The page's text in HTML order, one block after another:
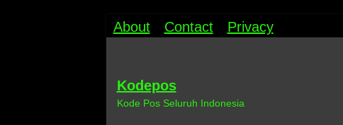
About Contact Privacy
Kodepos
Kode Pos Seluruh Indonesia